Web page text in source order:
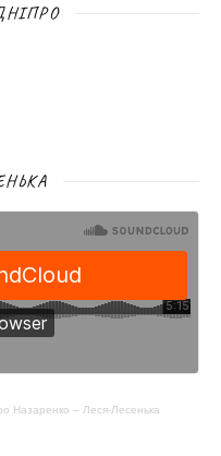
Назаренко – Леся-Лесенька